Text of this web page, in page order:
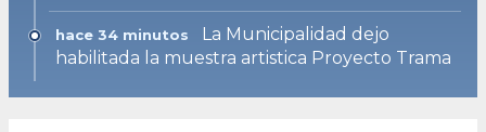
hace 34 minutos
La Municipalidad dejo
habilitada la muestra artistica Proyecto Trama